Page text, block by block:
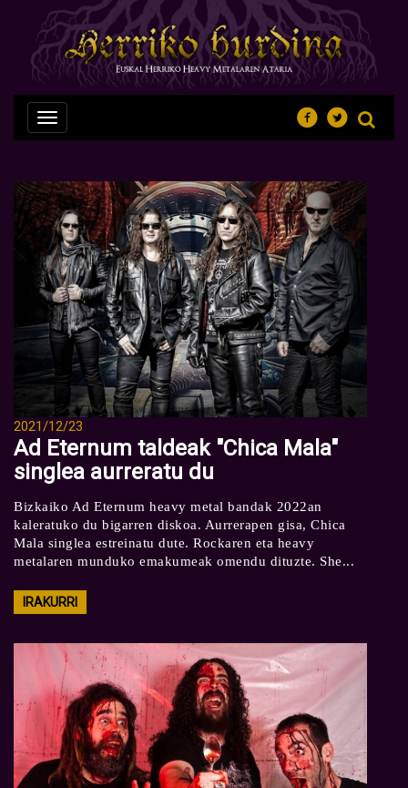
Nabegazioa
ireki
2021/12/23
Ad Eternum taldeak "Chica Mala"
singlea aurreratu du
Bizkaiko Ad Eternum heavy metal bandak 2022an
kaleratuko du bigarren diskoa. Aurrerapen gisa, Chica
Mala singlea estreinatu dute. Rockaren eta heavy
metalaren munduko emakumeak omendu dituzte. She...
IRAKURRI